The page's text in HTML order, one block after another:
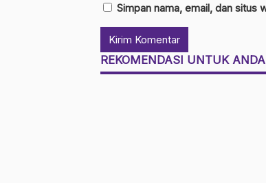
Simpan nama, email, dan situs
REKOMENDASI UNTUK ANDA